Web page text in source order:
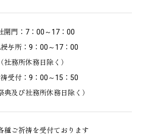
開門：7：00～17：00
授与所：9：00～17：00
務所休務日除く）
祷受付：9：00～15：50
及び社務所休務日除く）
種ご祈祷を受付ております